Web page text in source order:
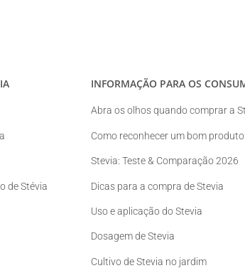
de Stévia
INFORMAÇÃO PARA OS
Abra os olhos quando comprar a
Como reconhecer um bom produto
Stevia: Teste & Comparação 2026
Dicas para a compra de Stevia
Uso e aplicação do Stevia
Dosagem de Stevia
Cultivo de Stevia no jardim